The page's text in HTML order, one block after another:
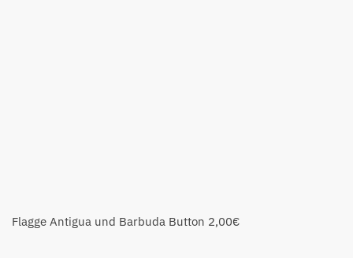
Flagge Antigua und Barbuda Button 2,00€